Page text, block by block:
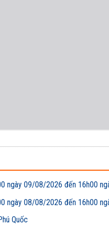
ngày 09/08/2026 đến 16h00
ngày 08/08/2026 đến 16h00
Quốc